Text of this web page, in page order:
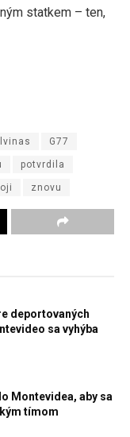
statkem – ten,
G77
potvrdila
znovu
deportovaných
sa vyhýba
Montevidea, aby sa
tímom